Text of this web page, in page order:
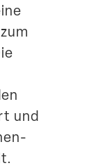
und